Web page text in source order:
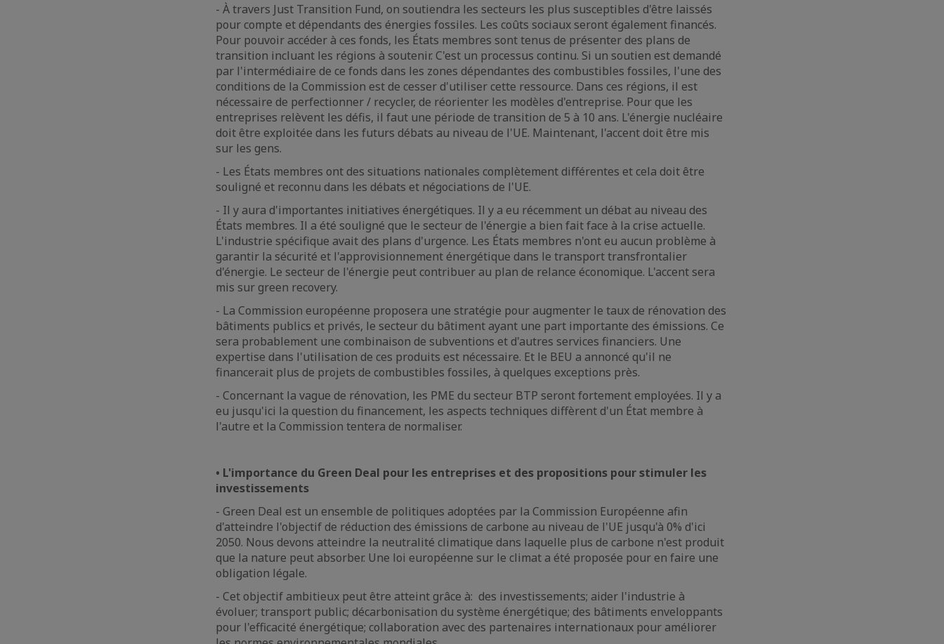
- À travers Just Transition Fund, on soutiendra les secteurs les plus susceptibles d'être laissés
pour compte et dépendants des énergies fossiles. Les coûts sociaux seront également financés.
Pour pouvoir accéder à ces fonds, les États membres sont tenus de présenter des plans de
transition incluant les régions à soutenir. C'est un processus continu. Si un soutien est demandé
par l'intermédiaire de ce fonds dans les zones dépendantes des combustibles fossiles, l'une des
conditions de la Commission est de cesser d'utiliser cette ressource. Dans ces régions, il est
nécessaire de perfectionner / recycler, de réorienter les modèles d'entreprise. Pour que les
entreprises relèvent les défis, il faut une période de transition de 5 à 10 ans. L'énergie nucléaire
doit être exploitée dans les futurs débats au niveau de l'UE. Maintenant, l'accent doit être mis
sur les gens.
- Les États membres ont des situations nationales complètement différentes et cela doit être
souligné et reconnu dans les débats et négociations de l'UE.
- Il y aura d'importantes initiatives énergétiques. Il y a eu récemment un débat au niveau des
États membres. Il a été souligné que le secteur de l'énergie a bien fait face à la crise actuelle.
L'industrie spécifique avait des plans d'urgence. Les États membres n'ont eu aucun problème à
garantir la sécurité et l'approvisionnement énergétique dans le transport transfrontalier
d'énergie. Le secteur de l'énergie peut contribuer au plan de relance économique. L'accent sera
mis sur green recovery.
- La Commission européenne proposera une stratégie pour augmenter le taux de rénovation des
bâtiments publics et privés, le secteur du bâtiment ayant une part importante des émissions. Ce
sera probablement une combinaison de subventions et d'autres services financiers. Une
expertise dans l'utilisation de ces produits est nécessaire. Et le BEU a annoncé qu'il ne
financerait plus de projets de combustibles fossiles, à quelques exceptions près.
- Concernant la vague de rénovation, les PME du secteur BTP seront fortement employées. Il y a
eu jusqu'ici la question du financement, les aspects techniques diffèrent d'un État membre à
l'autre et la Commission tentera de normaliser.
• L'importance du Green Deal pour les entreprises et des propositions pour stimuler les
investissements
- Green Deal est un ensemble de politiques adoptées par la Commission Européenne afin
d'atteindre l'objectif de réduction des émissions de carbone au niveau de l'UE jusqu'à 0% d'ici
2050. Nous devons atteindre la neutralité climatique dans laquelle plus de carbone n'est produit
que la nature peut absorber. Une loi européenne sur le climat a été proposée pour en faire une
obligation légale.
- Cet objectif ambitieux peut être atteint grâce à: des investissements; aider l'industrie à
évoluer; transport public; décarbonisation du système énergétique; des bâtiments enveloppants
pour l'efficacité énergétique; collaboration avec des partenaires internationaux pour améliorer